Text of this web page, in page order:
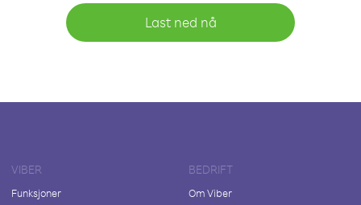
Last ned nå
VIBER
Funksjoner
BEDRIFT
Om Viber